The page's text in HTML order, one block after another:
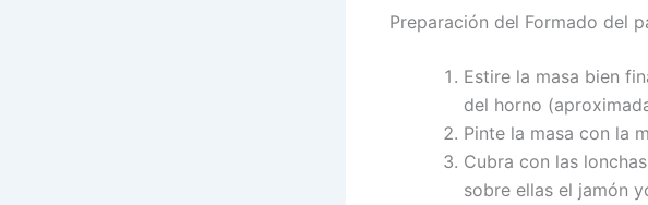
Preparación del Formado del
Estire la masa bien
del horno
Pinte la masa con la
Cubra con las
sobre ellas el jamón